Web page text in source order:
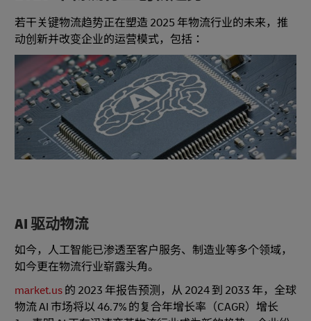
若干关键物流趋势正在塑造 2025 年物流行业的未来，推
动创新并改变企业的运营模式，包括：
AI 驱动物流
如今，人工智能已渗透至客户服务、制造业等多个领域，
如今更在物流行业崭露头角。
market.us 的 2023 年报告预测，从 2024 到 2033 年，全球
物流 AI 市场将以 46.7% 的复合年增长率（CAGR）增长